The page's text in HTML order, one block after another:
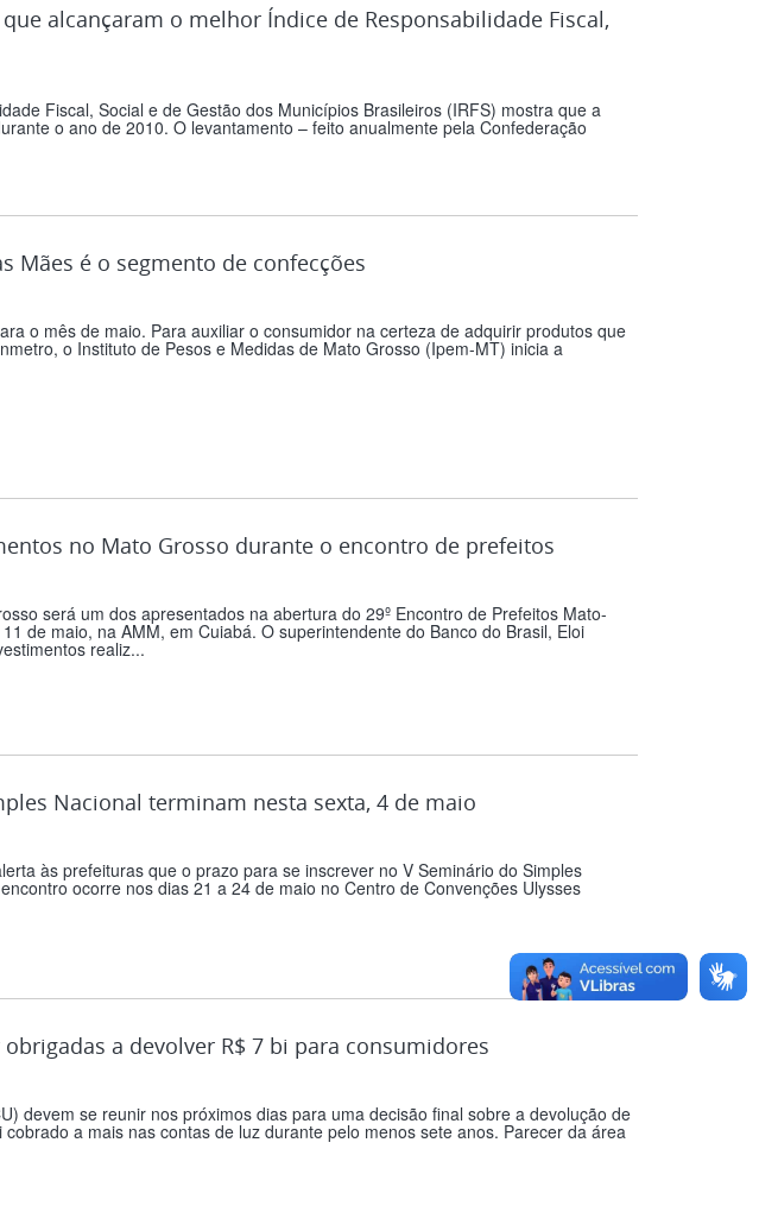
alcançaram o melhor Índice de Responsabilidade Fiscal,
Fiscal, Social e de Gestão dos Municípios Brasileiros (IRFS) mostra que a
o ano de 2010. O levantamento – feito anualmente pela Confederação
Mães é o segmento de confecções
o mês de maio. Para auxiliar o consumidor na certeza de adquirir produtos que
o Instituto de Pesos e Medidas de Mato Grosso (Ipem-MT) inicia a
no Mato Grosso durante o encontro de prefeitos
será um dos apresentados na abertura do 29º Encontro de Prefeitos Mato-
de maio, na AMM, em Cuiabá. O superintendente do Banco do Brasil, Eloi
realiz...
Nacional terminam nesta sexta, 4 de maio
às prefeituras que o prazo para se inscrever no V Seminário do Simples
ocorre nos dias 21 a 24 de maio no Centro de Convenções Ulysses
a devolver R$ 7 bi para consumidores
devem se reunir nos próximos dias para uma decisão final sobre a devolução de
a mais nas contas de luz durante pelo menos sete anos. Parecer da área